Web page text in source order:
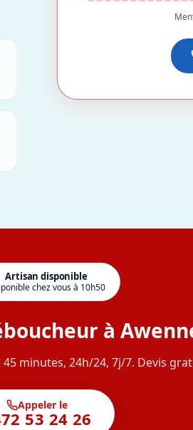
Artisan disponible
chez vous à 10h50
à
minutes, 24h/24, 7j/7. Devis
Appeler le
53 24 26